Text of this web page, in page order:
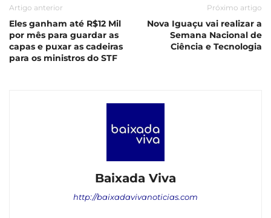
Artigo anterior
Eles ganham até R$12 Mil
por mês para guardar as
capas e puxar as cadeiras
para os ministros do STF
Próximo artigo
Nova Iguaçu vai realizar a
Semana Nacional de
Ciência e Tecnologia
Baixada Viva
http://baixadavivanoticias.com